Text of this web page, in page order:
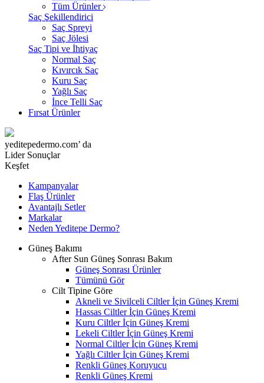
Tüm Ürünler
Saç Şekillendirici
Saç Spreyi
Saç Jölesi
Saç Tipi ve İhtiyaç
Normal Saç
Kıvırcık Saç
Kuru Saç
Yağlı Saç
İnce Telli Saç
Fırsat Ürünler
yeditepedermo.com’ da
Lider Sonuçlar
Keşfet
Kampanyalar
Flaş Ürünler
Avantajlı Setler
Markalar
Neden Yeditepe Dermo?
Güneş Bakımı
After Sun Güneş Sonrası Bakım
Güneş Sonrası Ürünler
Tümünü Gör
Cilt Tipine Göre
Akneli ve Sivilceli Ciltler İçin Güneş Kremi
Hassas Ciltler İçin Güneş Kremi
Kuru Ciltler İçin Güneş Kremi
Lekeli Ciltler İçin Güneş Kremi
Normal Ciltler İçin Güneş Kremi
Yağlı Ciltler İçin Güneş Kremi
Renkli Güneş Koruyucu
Renkli Güneş Kremi